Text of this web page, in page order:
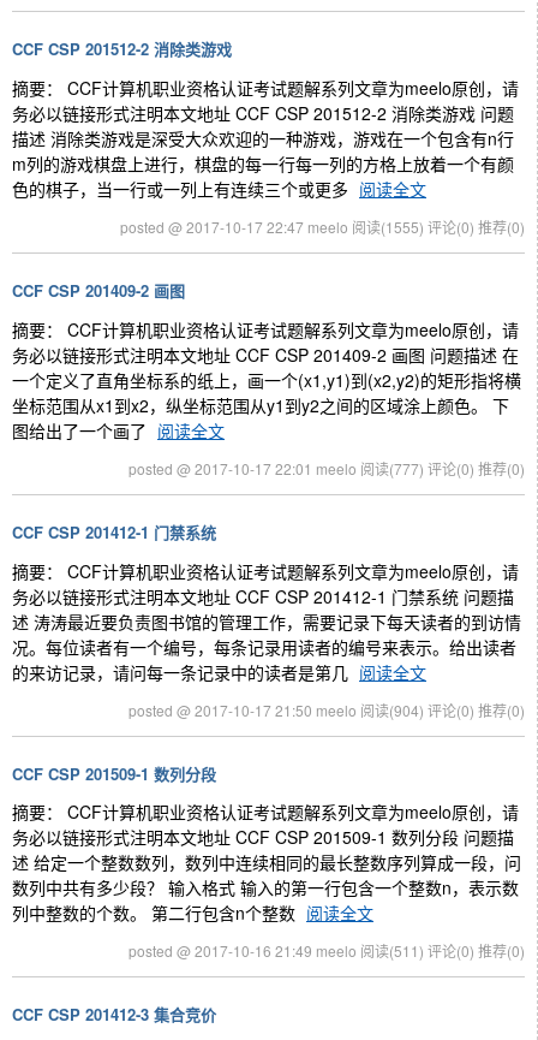
CCF CSP 201512-2 消除类游戏
摘要： CCF计算机职业资格认证考试题解系列文章为meelo原创，请
务必以链接形式注明本文地址 CCF CSP 201512-2 消除类游戏 问题
描述 消除类游戏是深受大众欢迎的一种游戏，游戏在一个包含有n行
m列的游戏棋盘上进行，棋盘的每一行每一列的方格上放着一个有颜
色的棋子，当一行或一列上有连续三个或更多 阅读全文
posted @ 2017-10-17 22:47 meelo 阅读(1555) 评论(0) 推荐(0)
CCF CSP 201409-2 画图
摘要： CCF计算机职业资格认证考试题解系列文章为meelo原创，请
务必以链接形式注明本文地址 CCF CSP 201409-2 画图 问题描述 在
一个定义了直角坐标系的纸上，画一个(x1,y1)到(x2,y2)的矩形指将横
坐标范围从x1到x2，纵坐标范围从y1到y2之间的区域涂上颜色。 下
图给出了一个画了 阅读全文
posted @ 2017-10-17 22:01 meelo 阅读(777) 评论(0) 推荐(0)
CCF CSP 201412-1 门禁系统
摘要： CCF计算机职业资格认证考试题解系列文章为meelo原创，请
务必以链接形式注明本文地址 CCF CSP 201412-1 门禁系统 问题描
述 涛涛最近要负责图书馆的管理工作，需要记录下每天读者的到访情
况。每位读者有一个编号，每条记录用读者的编号来表示。给出读者
的来访记录，请问每一条记录中的读者是第几 阅读全文
posted @ 2017-10-17 21:50 meelo 阅读(904) 评论(0) 推荐(0)
CCF CSP 201509-1 数列分段
摘要： CCF计算机职业资格认证考试题解系列文章为meelo原创，请
务必以链接形式注明本文地址 CCF CSP 201509-1 数列分段 问题描
述 给定一个整数数列，数列中连续相同的最长整数序列算成一段，问
数列中共有多少段？ 输入格式 输入的第一行包含一个整数n，表示数
列中整数的个数。 第二行包含n个整数 阅读全文
posted @ 2017-10-16 21:49 meelo 阅读(511) 评论(0) 推荐(0)
CCF CSP 201412-3 集合竞价